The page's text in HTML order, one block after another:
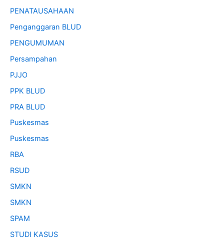
PENATAUSAHAAN
Penganggaran BLUD
PENGUMUMAN
Persampahan
PJJO
PPK BLUD
PRA BLUD
Puskesmas
Puskesmas
RBA
RSUD
SMKN
SMKN
SPAM
STUDI KASUS